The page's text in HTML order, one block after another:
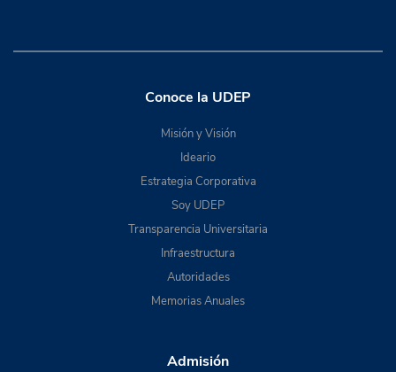
Conoce la UDEP
Misión y Visión
Ideario
Estrategia Corporativa
Soy UDEP
Transparencia Universitaria
Infraestructura
Autoridades
Memorias Anuales
Admisión